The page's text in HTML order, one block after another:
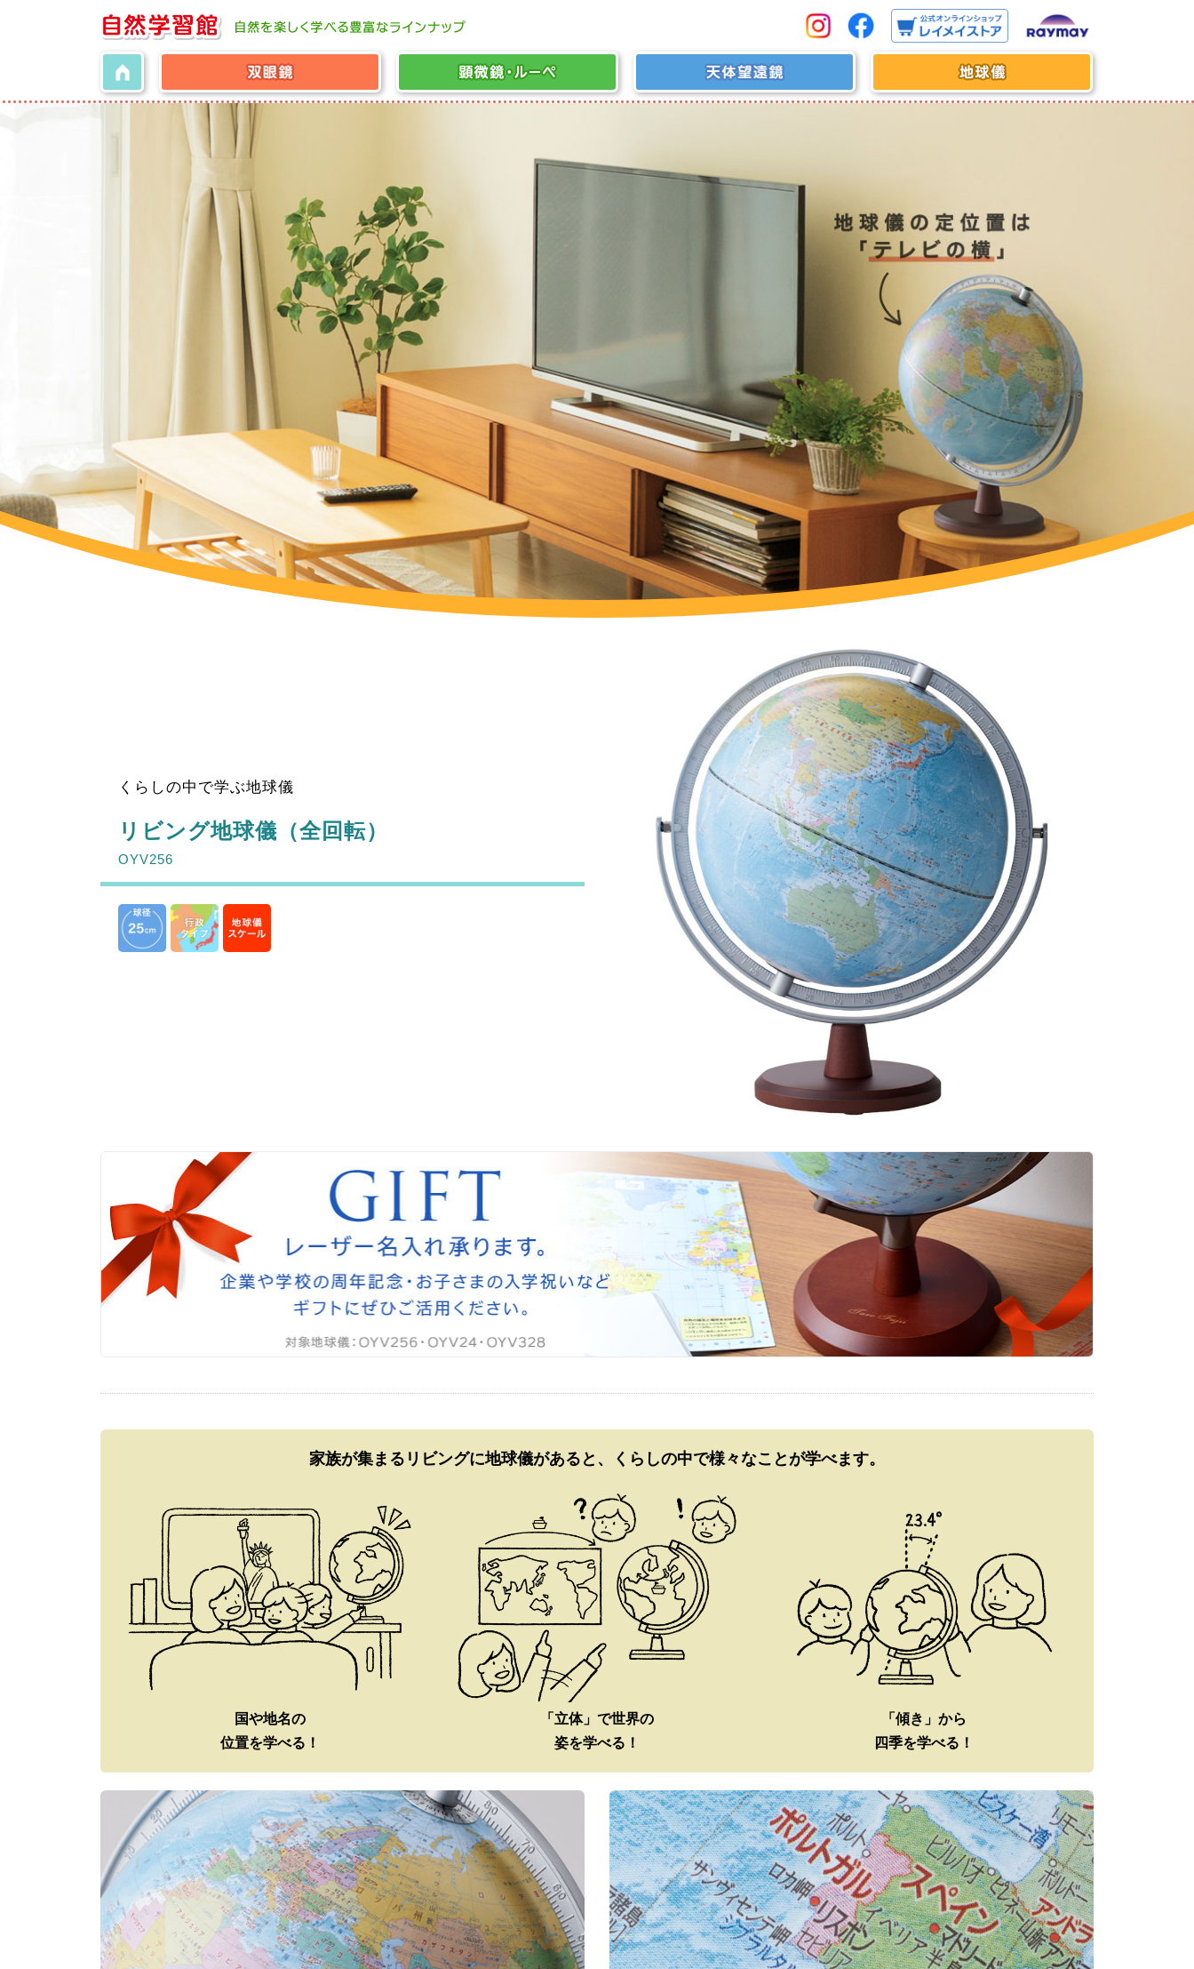
くらしの中で学ぶ地球儀
リビング地球儀（全回転）
OYV256
家族が集まるリビングに地球儀があると、くらしの中で様々なことが学べます。
国や地名の
位置を学べる！
「立体」で世界の
姿を学べる！
「傾き」から
四季を学べる！